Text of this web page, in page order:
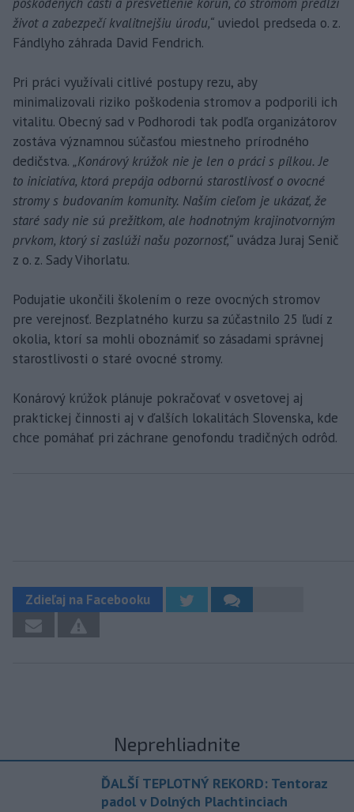
život a zabezpečí kvalitnejšiu úrodu,“ uviedol predseda o. z.
Fándlyho záhrada David Fendrich.
Pri práci využívali citlivé postupy rezu, aby
minimalizovali riziko poškodenia stromov a podporili ich
vitalitu. Obecný sad v Podhorodi tak podľa organizátorov
zostáva významnou súčasťou miestneho prírodného
dedičstva. „Konárový krúžok nie je len o práci s pílkou. Je
to iniciatíva, ktorá prepája odbornú starostlivosť o ovocné
stromy s budovaním komunity. Naším cieľom je ukázať, že
staré sady nie sú prežitkom, ale hodnotným krajinotvorným
prvkom, ktorý si zaslúži našu pozornosť,“ uvádza Juraj Senič
z o. z. Sady Vihorlatu.
Podujatie ukončili školením o reze ovocných stromov
pre verejnosť. Bezplatného kurzu sa zúčastnilo 25 ľudí z
okolia, ktorí sa mohli oboznámiť so zásadami správnej
starostlivosti o staré ovocné stromy.
Konárový krúžok plánuje pokračovať v osvetovej aj
praktickej činnosti aj v ďalších lokalitách Slovenska, kde
chce pomáhať pri záchrane genofondu tradičných odrôd.
Zdieľaj na Facebooku
Neprehliadnite
ĎALŠÍ TEPLOTNÝ REKORD: Tentoraz
padol v Dolných Plachtinciach